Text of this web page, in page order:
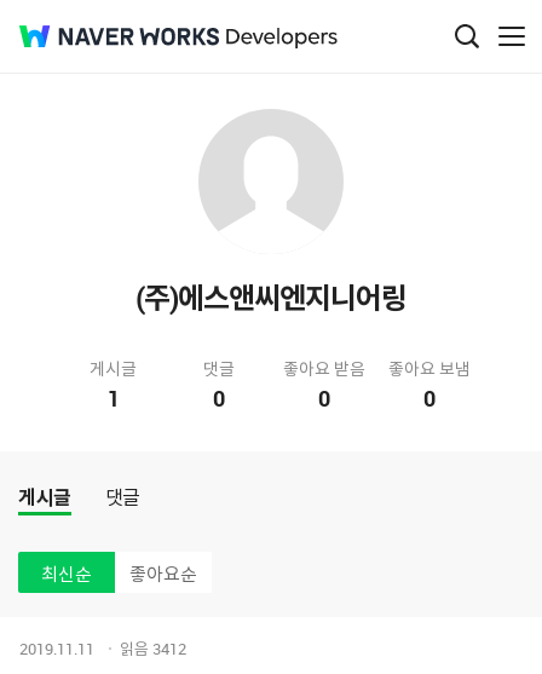
(주)에스앤씨엔지니어링
게시글
1
댓글
0
좋아요 받음
0
좋아요 보냄
0
게시글 댓글
최신순 좋아요순
2019.11.11 읽음 3412